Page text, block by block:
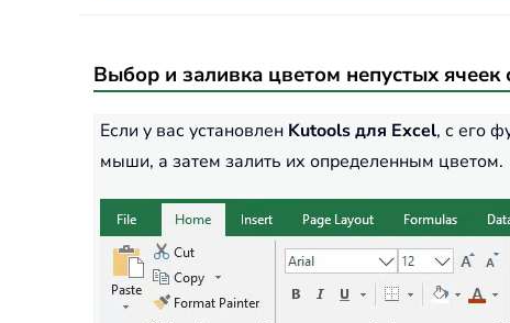
Выбор и заливка цветом непустых
Если у вас установлен Kutools для Excel, с его
мыши, а затем залить их определенным цветом.